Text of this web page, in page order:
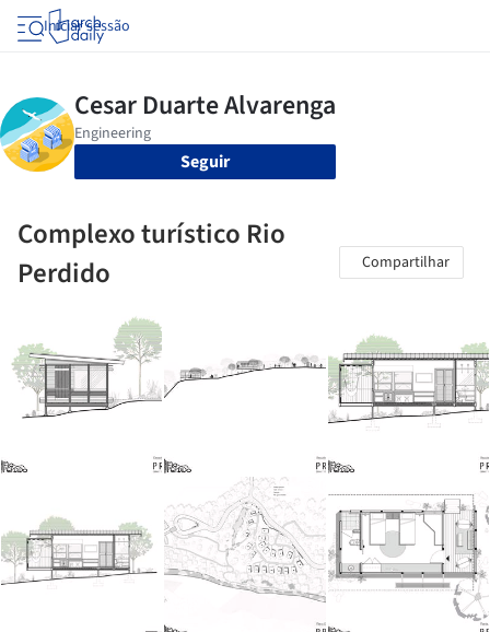
Iniciar sessão
Seguir
Complexo turístico Rio
Perdido
Compartilhar